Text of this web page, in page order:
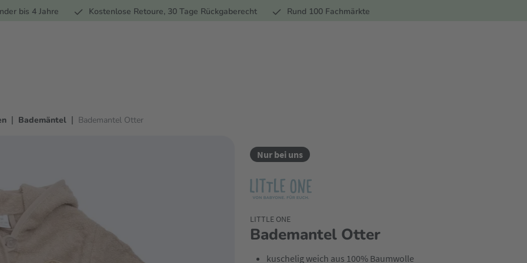
bis 4 Jahre Kostenlose Retoure, 30 Tage Rückgaberecht Rund 100 Fachmärkte
| Bademäntel | Bademantel Otter
Nur bei uns
Bademantel Otter
LITTLE ONE
kuschelig weich aus 100% Baumwolle